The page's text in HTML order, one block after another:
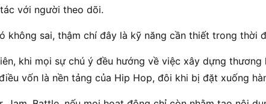
với người theo dõi.
không sai, thậm chí đây là kỹ năng cần thiết trong thời
khi mọi sự chú ý đều hướng về việc xây dựng thương
vốn là nền tảng của Hip Hop, đôi khi bị đặt xuống